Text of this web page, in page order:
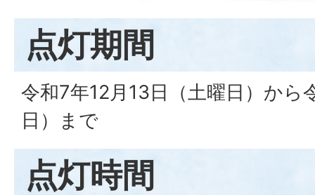
点灯期間
令和7年12月13日（土曜日）から
日）まで
点灯時間